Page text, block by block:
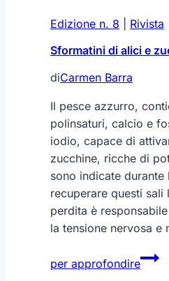
Edizione n. 8 Rivista
Sformatini di alici e
diCarmen Barra
Il pesce azzurro,
polinsaturi, calcio e
iodio, capace di
zucchine, ricche di
sono indicate
recuperare questi sali
perdita è
la tensione nervosa e
per approfondire
di